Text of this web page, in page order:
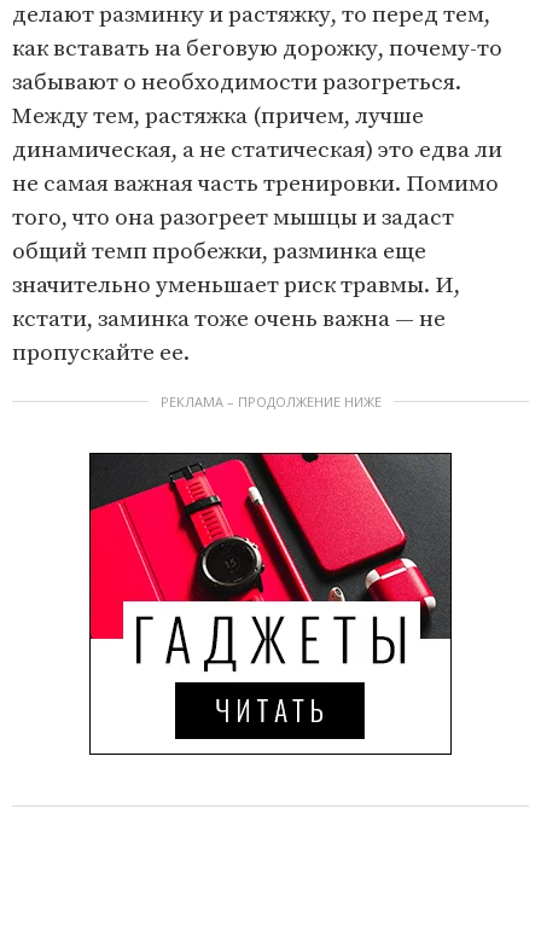
делают разминку и растяжку, то перед тем,
как вставать на беговую дорожку, почему-то
забывают о необходимости разогреться.
Между тем, растяжка (причем, лучше
динамическая, а не статическая) это едва ли
не самая важная часть тренировки. Помимо
того, что она разогреет мышцы и задаст
общий темп пробежки, разминка еще
значительно уменьшает риск травмы. И,
кстати, заминка тоже очень важна — не
пропускайте ее.
РЕКЛАМА – ПРОДОЛЖЕНИЕ НИЖЕ